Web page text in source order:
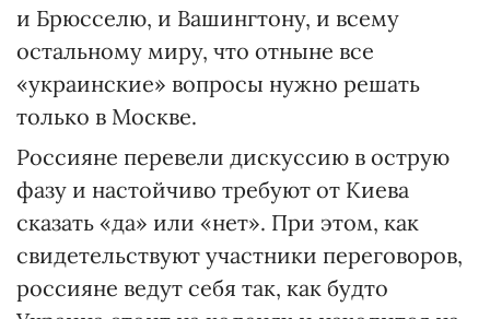
и Брюсселю, и Вашингтону, и всему
остальному миру, что отныне все
«украинские» вопросы нужно решать
только в Москве.
Россияне перевели дискуссию в острую
фазу и настойчиво требуют от Киева
сказать «да» или «нет». При этом, как
свидетельствуют участники переговоров,
россияне ведут себя так, как будто